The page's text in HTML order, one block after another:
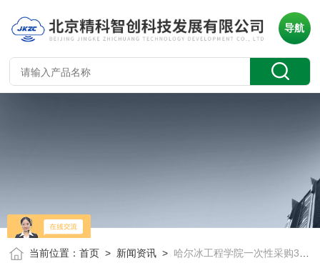
导航
当前位置：首页 > 新闻资讯 > 哈尔冰工程学院一次性采购3台ZJ-3型d33测量仪